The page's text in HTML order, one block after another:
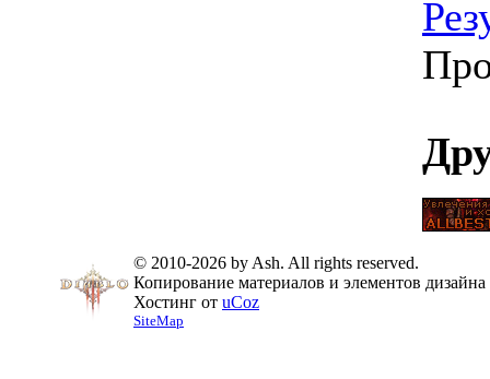
© 2010-2026 by Ash. All rights reserved.
Копирование материалов и элементов
Хостинг от uCoz
SiteMap